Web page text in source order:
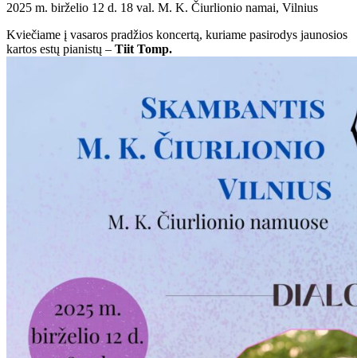
2025 m. birželio 12 d. 18 val. M. K. Čiurlionio namai, Vilnius
Kviečiame į vasaros pradžios koncertą, kuriame pasirodys jaunosios
kartos estų pianistų – Tiit Tomp.